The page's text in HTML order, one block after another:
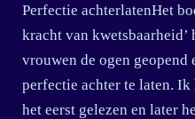
Perfectie achterlatenHet
kracht van kwetsbaarheid’
vrouwen de ogen geopend
perfectie achter te laten.
het eerst gelezen en later